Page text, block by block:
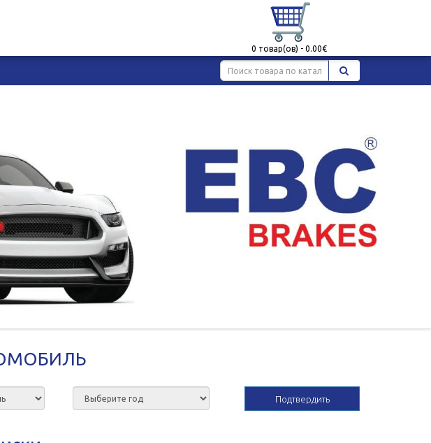
0 товар(ов) - 0.00€
Подтвердить